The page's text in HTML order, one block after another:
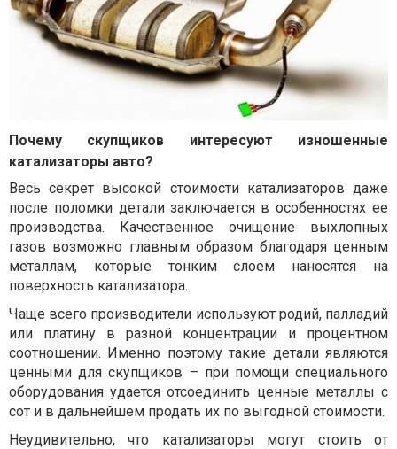
Почему скупщиков интересуют изношенные
катализаторы авто?
Весь секрет высокой стоимости катализаторов даже
после поломки детали заключается в особенностях ее
производства. Качественное очищение выхлопных
газов возможно главным образом благодаря ценным
металлам, которые тонким слоем наносятся на
поверхность катализатора.
Чаще всего производители используют родий, палладий
или платину в разной концентрации и процентном
соотношении. Именно поэтому такие детали являются
ценными для скупщиков – при помощи специального
оборудования удается отсоединить ценные металлы с
сот и в дальнейшем продать их по выгодной стоимости.
Неудивительно, что катализаторы могут стоить от